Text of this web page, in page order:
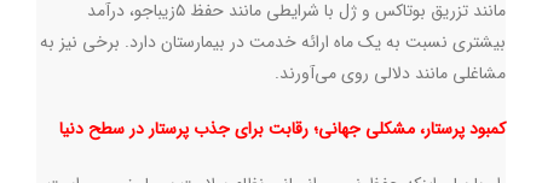
مانند تزریق بوتاکس و ژل با شرایطی مانند حفظ ۵زیباجو، درآمد
بیشتری نسبت به یک ماه ارائه خدمت در بیمارستان دارد. برخی نیز به
مشاغلی مانند دلالی روی می‌آورند.
کمبود پرستار، مشکلی جهانی؛رقابت برای جذب پرستار در سطح دنیا